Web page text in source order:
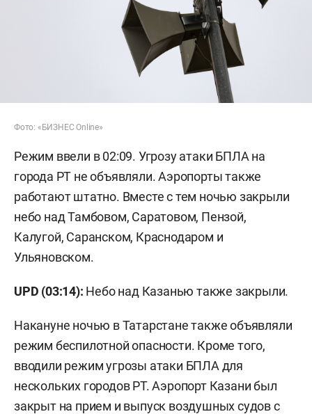
Фото: «БИЗНЕС Online»
Режим ввели в 02:09. Угрозу атаки БПЛА на
города РТ не объявляли. Аэропорты также
работают штатно. Вместе с тем ночью закрыли
небо над Тамбовом, Саратовом, Пензой,
Калугой, Саранском, Краснодаром и
Ульяновском.
UPD (03:14): Небо над Казанью также закрыли.
Накануне ночью в Татарстане также объявляли
режим беспилотной опасности. Кроме того,
вводили режим угрозы атаки БПЛА для
нескольких городов РТ. Аэропорт Казани был
закрыт на прием и выпуск воздушных судов с